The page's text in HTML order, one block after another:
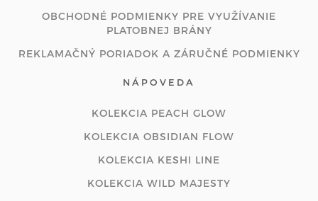
OBCHODNÉ PODMIENKY PRE VYUŽÍVANIE
PLATOBNEJ BRÁNY
REKLAMAČNÝ PORIADOK A ZÁRUČNÉ PODMIENKY
NÁPOVEDA
KOLEKCIA PEACH GLOW
KOLEKCIA OBSIDIAN FLOW
KOLEKCIA KESHI LINE
KOLEKCIA WILD MAJESTY